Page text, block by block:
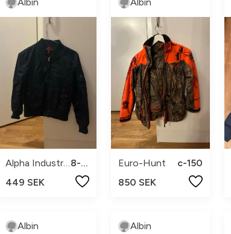
8-10
449 SEK
Euro-Hunt
c-150
850 SEK
Albin Albin